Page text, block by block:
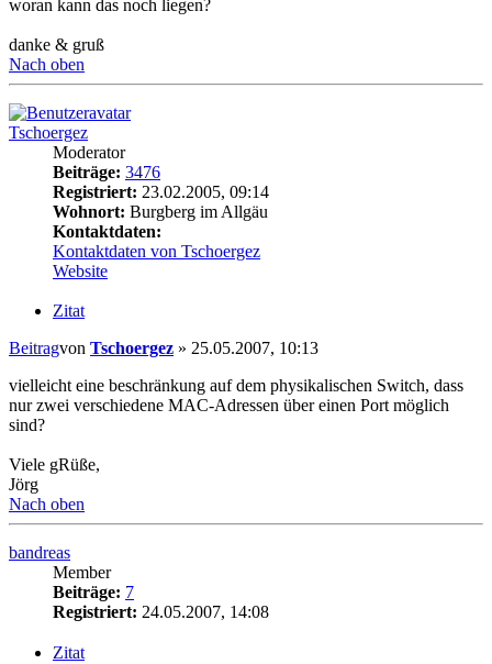
woran kann das noch liegen?
danke & gruß
Nach oben
Tschoergez
Moderator
Beiträge: 3476
Registriert: 23.02.2005, 09:14
Wohnort: Burgberg im Allgäu
Kontaktdaten:
Kontaktdaten von Tschoergez
Website
Zitat
Beitragvon Tschoergez » 25.05.2007, 10:13
vielleicht eine beschränkung auf dem physikalischen Switch, dass
nur zwei verschiedene MAC-Adressen über einen Port möglich
sind?
Viele gRüße,
Jörg
Nach oben
bandreas
Member
Beiträge: 7
Registriert: 24.05.2007, 14:08
Zitat